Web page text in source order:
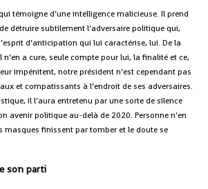
témoigne d’une intelligence malicieuse. Il prend
détruire subtilement l’adversaire politique qui,
d’anticipation qui lui caractérise, lui. De la
n’en a cure, seule compte pour lui, la finalité et ce,
impénitent, notre président n’est cependant pas
et compatissants à l’endroit de ses adversaires.
il l’aura entretenu par une sorte de silence
avenir politique au-delà de 2020. Personne n’en
masques finissent par tomber et le doute se
son parti